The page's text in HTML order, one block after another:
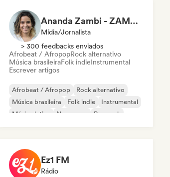
Ananda Zambi - ZAMBIDO BOM
Mídia/Jornalista
> 300 feedbacks enviados
Afrobeat / AfropopRock alternativo
Música brasileiraFolk indieInstrumental
Escrever artigos
Afrobeat / Afropop
Rock alternativo
Música brasileira
Folk indie
Instrumental
Música latina
New wave Pop rock
Ez1 FM
Rádio